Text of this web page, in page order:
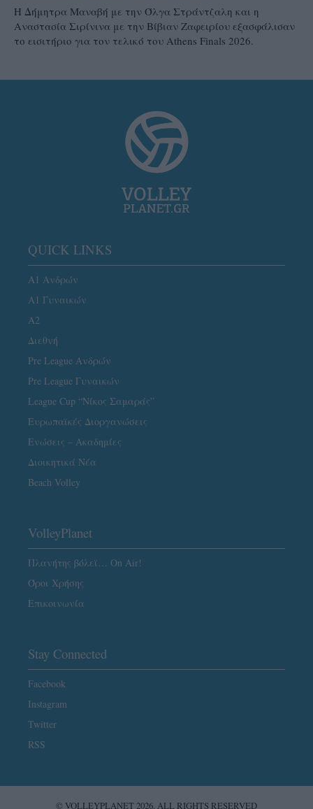
H Δήμητρα Μαναβή με την Όλγα Στράντζαλη και η
Αναστασία Σιρίνινα με την Βίβιαν Ζαφειρίου εξασφάλισαν
το εισιτήριο για τον τελικό του Athens Finals 2026.
QUICK LINKS
Α1 Ανδρών
Α1 Γυναικών
A2
Διεθνή
Pre League Ανδρών
Pre League Γυναικών
League Cup “Νίκος Σαμαράς”
Ευρωπαϊκές Διοργανώσεις
Ενώσεις – Ακαδημίες
Διοικητικά Νέα
Beach Volley
VolleyPlanet
Πλανήτης βόλεϊ… On Air!
Όροι Χρήσης
Επικοινωνία
Stay Connected
Facebook
Instagram
Twitter
RSS
© VOLLEYPLANET 2026. ALL RIGHTS RESERVED